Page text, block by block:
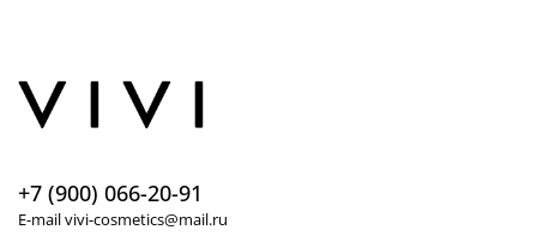
+7 (900) 066-20-91
E-mail vivi-cosmetics@mail.ru